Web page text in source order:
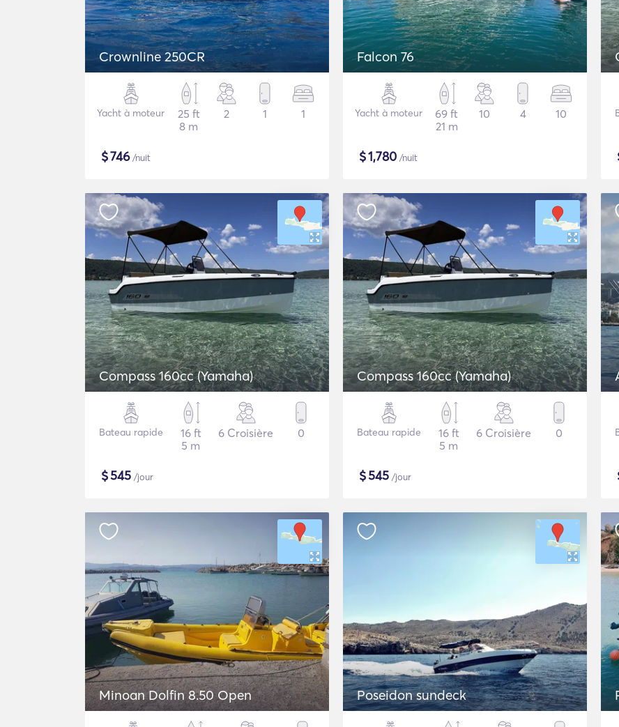
Crownline 250CR
Yacht à moteur
25 ft
8 m
2 1 1
$746/nuit
Falcon 76
Yacht à moteur
69 ft
21 m
10 4 10
$1,780 /nuit
Compass 160cc (Yamaha)
Bateau rapide
16 ft
5 m
6 Croisière 0
$545 /jour
Compass 160cc (Yamaha)
Bateau rapide
16 ft
5 m
6 Croisière 0
$545 /jour
Minoan Dolfin 8.50 Open Poseidon sundeck